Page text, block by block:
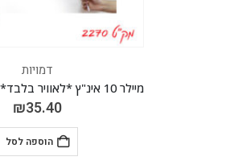
דמויות
₪35.40
הוספה לסל